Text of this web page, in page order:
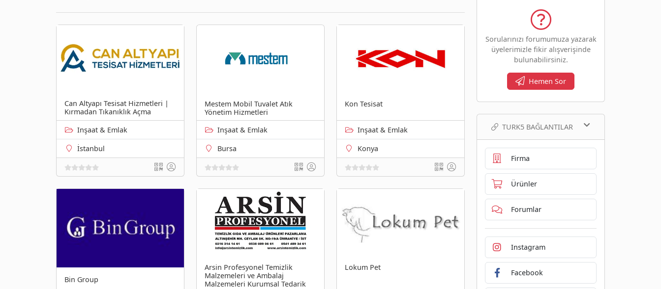
Can Altyapı Tesisat Hizmetleri |
Kırmadan Tıkanıklık Açma
Inşaat & Emlak
İstanbul
Mestem Mobil Tuvalet Atık
Yönetim Hizmetleri
Inşaat & Emlak
Bursa
Kon Tesisat
Inşaat & Emlak
Konya
Bin Group
Arsin Profesyonel Temizlik
Malzemeleri ve Ambalaj
Malzemeleri Kurumsal Tedarik
Lokum Pet
Sorularınızı forumumuza yazarak
üyelerimizle fikir alışverişinde
bulunabilirsiniz.
Hemen Sor
TURK5 BAĞLANTILAR
Firma
Ürünler
Forumlar
Instagram
Facebook